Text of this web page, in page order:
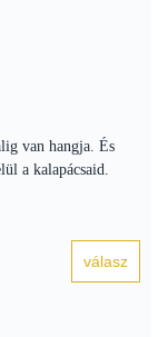
van hangja. És
a kalapácsaid.